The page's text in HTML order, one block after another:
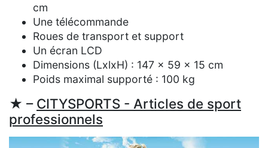
cm
Une télécommande
Roues de transport et support
Un écran LCD
Dimensions (LxlxH) : 147 x 59 x 15 cm
Poids maximal supporté : 100 kg
★ – CITYSPORTS - Articles de sport
professionnels